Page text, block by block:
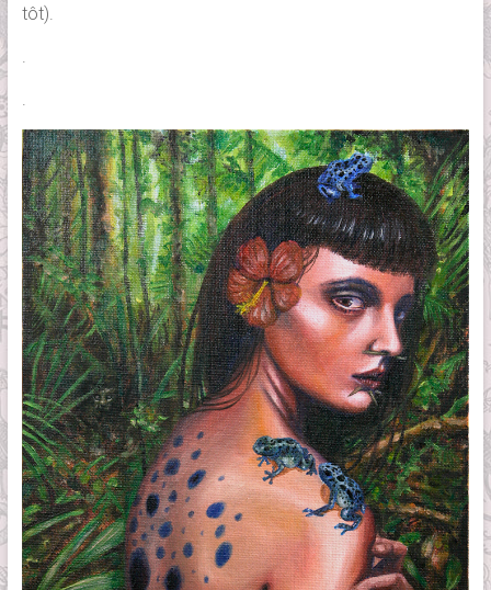
tôt).
.
.